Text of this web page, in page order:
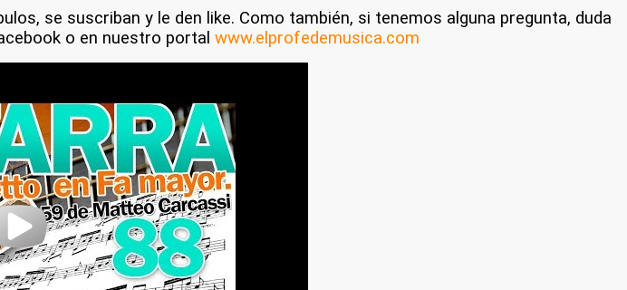
se suscriban y le den like. Como también, si tenemos alguna pregunta, duda
o en nuestro portal www.elprofedemusica.com